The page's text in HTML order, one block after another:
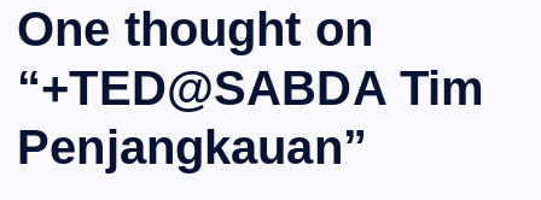
One thought on
“+TED@SABDA Tim
Penjangkauan”